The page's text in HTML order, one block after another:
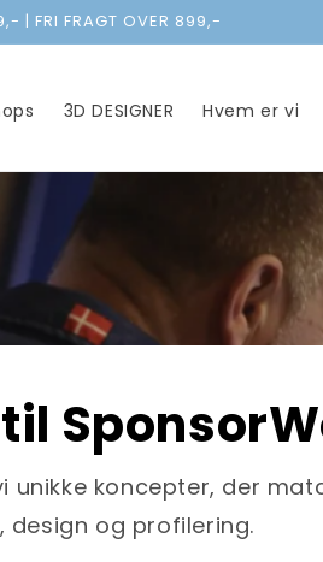
| FRI FRAGT OVER 899,-
3D DESIGNER Hvem er vi
unikke koncepter, der
design og profilering.